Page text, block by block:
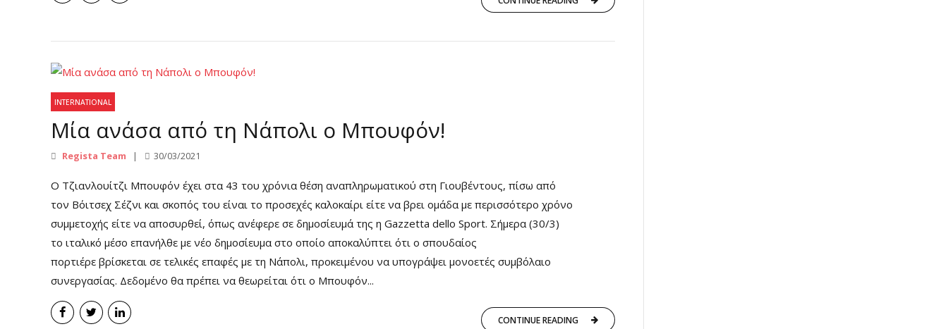
INTERNATIONAL
Μία ανάσα από τη Νάπολι ο Μπουφόν!
Regista Team 30/03/2021
Ο Τζιανλουίτζι Μπουφόν έχει στα 43 του χρόνια θέση αναπληρωματικού στη Γιουβέντους, πίσω από
τον Βόιτσεχ Σέζνι και σκοπός του είναι το προσεχές καλοκαίρι είτε να βρει ομάδα με περισσότερο χρόνο
συμμετοχής είτε να αποσυρθεί, όπως ανέφερε σε δημοσίευμά της η Gazzetta dello Sport. Σήμερα (30/3)
το ιταλικό μέσο επανήλθε με νέο δημοσίευμα στο οποίο αποκαλύπτει ότι ο σπουδαίος
πορτιέρε βρίσκεται σε τελικές επαφές με τη Νάπολι, προκειμένου να υπογράψει μονοετές συμβόλαιο
συνεργασίας. Δεδομένο θα πρέπει να θεωρείται ότι ο Μπουφόν...
CONTINUE READING